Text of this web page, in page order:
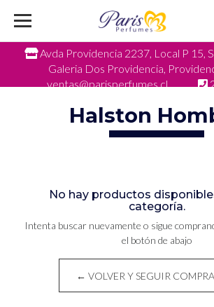
Avda Providencia 2237, Local P 15,
Galeria Dos Providencia,
ventas@parisperfumes.cl
Halston
No hay productos
categoría.
Intenta buscar nuevamente o sigue
el botón de abajo
← VOLVER Y SEGUIR